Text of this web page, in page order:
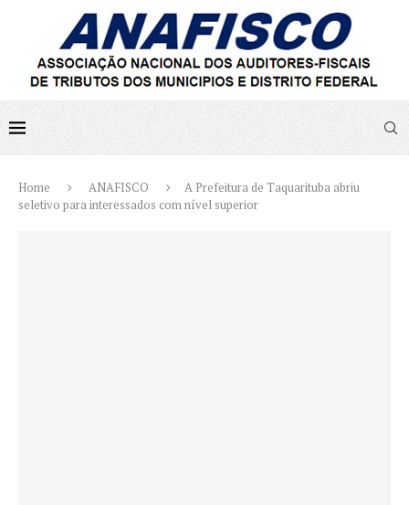
Home ANAFISCO
A Prefeitura de Taquarituba abriu
seletivo para interessados com nível superior